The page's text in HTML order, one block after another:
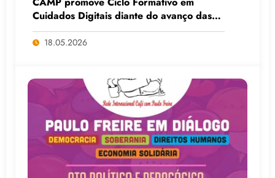
Cuidados Digitais diante do avanço das
Big Techs e da IA
18.05.2026